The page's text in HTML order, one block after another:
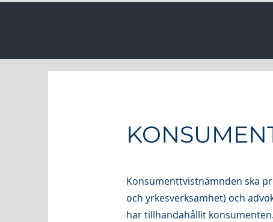
Konsumenttvistnämnden ska
och yrkesverksamhet) och
har tillhandahållit